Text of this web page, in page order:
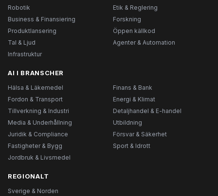
Robotik
Etik & Reglering
Business & Finansiering
Forskning
Produktlansering
Öppen källkod
Tal & Ljud
Agenter & Automation
Infrastruktur
AI I BRANSCHER
Hälsa & Läkemedel
Finans & Bank
Fordon & Transport
Energi & Klimat
Tillverkning & Industri
Detaljhandel & E-handel
Media & Underhållning
Utbildning
Juridik & Compliance
Försvar & Säkerhet
Fastigheter & Bygg
Sport & Idrott
Jordbruk & Livsmedel
REGIONALT
Sverige & Norden